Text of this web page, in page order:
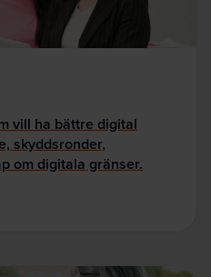
vill ha bättre digital
skyddsronder,
om digitala gränser.